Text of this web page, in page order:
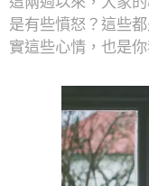
是有些憤怒？這些
實這些心情，也是